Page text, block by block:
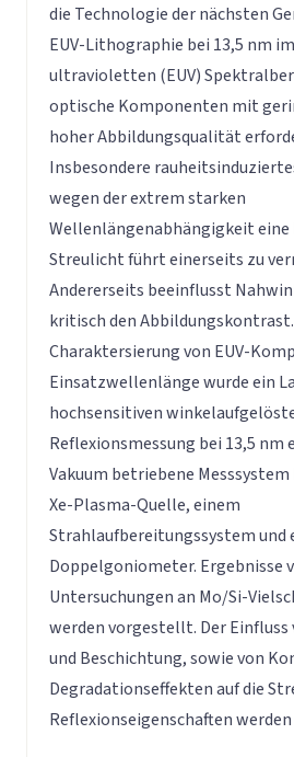
die Technologie der nächsten
EUV-Lithographie bei 13,5 nm
ultravioletten (EUV)
optische Komponenten mit
hoher Abbildungsqualität
Insbesondere
wegen der extrem starken
Wellenlängenabhängigkeit
Streulicht führt einerseits zu
Andererseits beeinflusst
kritisch den
Charaktersierung von EUV-
Einsatzwellenlänge wurde ein
hochsensitiven
Reflexionsmessung bei 13,5 nm
Vakuum betriebene
Xe-Plasma-Quelle, einem
Strahlaufbereitungssystem und
Doppelgoniometer. Ergebnisse
Untersuchungen an Mo/Si-
werden vorgestellt. Der
und Beschichtung, sowie von
Degradationseffekten auf die
Reflexionseigenschaften